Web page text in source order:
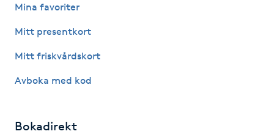
Gellack med förstärkning
Gravidyoga
Mina favoriter
Mitt presentkort
Mitt friskvårdskort
Avboka med kod
Bokadirekt